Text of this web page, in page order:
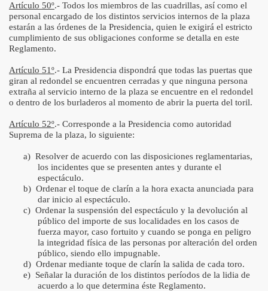
Artículo 50º.- Todos los miembros de las cuadrillas, así como el
personal encargado de los distintos servicios internos de la plaza
estarán a las órdenes de la Presidencia, quien le exigirá el estricto
cumplimiento de sus obligaciones conforme se detalla en este
Reglamento.
Artículo 51º.- La Presidencia dispondrá que todas las puertas que
giran al redondel se encuentren cerradas y que ninguna persona
extraña al servicio interno de la plaza se encuentre en el redondel
o dentro de los burladeros al momento de abrir la puerta del toril.
Artículo 52º.- Corresponde a la Presidencia como autoridad
Suprema de la plaza, lo siguiente:
a) Resolver de acuerdo con las disposiciones reglamentarias,
los incidentes que se presenten antes y durante el
espectáculo.
b) Ordenar el toque de clarín a la hora exacta anunciada para
dar inicio al espectáculo.
c) Ordenar la suspensión del espectáculo y la devolución al
público del importe de sus localidades en los casos de
fuerza mayor, caso fortuito y cuando se ponga en peligro
la integridad física de las personas por alteración del orden
público, siendo ello impugnable.
d) Ordenar mediante toque de clarín la salida de cada toro.
e) Señalar la duración de los distintos períodos de la lidia de
acuerdo a lo que determina éste Reglamento.